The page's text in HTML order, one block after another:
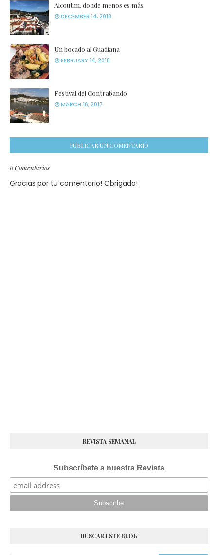
Alcoutim, donde menos es más
DECEMBER 14, 2018
Un bocado al Guadiana
FEBRUARY 14, 2018
Festival del Contrabando
MARCH 16, 2017
PUBLICAR UN COMENTARIO
0 Comentarios
Gracias por tu comentario! Obrigado!
REVISTA SEMANAL
Subscríbete a nuestra Revista
BUSCAR ESTE BLOG